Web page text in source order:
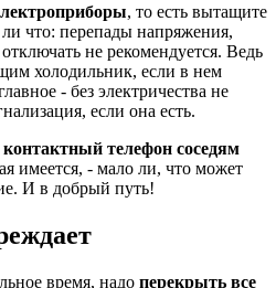
, то есть вытащите
что: перепады напряжения,
не рекомендуется. Ведь
холодильник, если в нем
- без электричества не
если она есть.
контактный телефон соседям
имеется, - мало ли, что может
И в добрый путь!
время, надо перекрыть все